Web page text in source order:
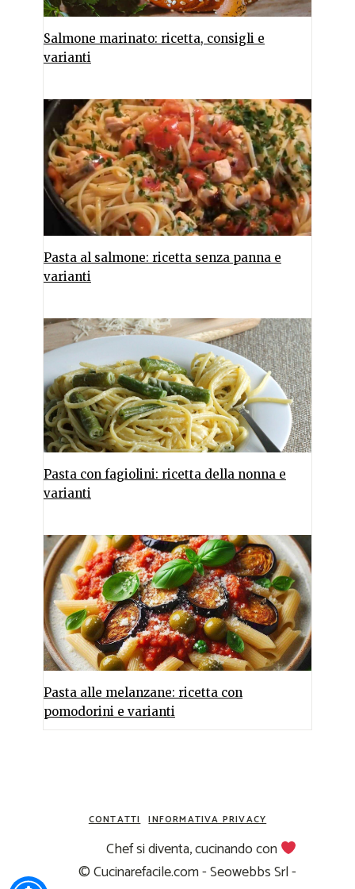
Salmone marinato: ricetta, consigli e
varianti
Pasta al salmone: ricetta senza panna e
varianti
Pasta con fagiolini: ricetta della nonna e
varianti
Pasta alle melanzane: ricetta con
pomodorini e varianti
CONTATTI INFORMATIVA PRIVACY
Chef si diventa, cucinando con
© Cucinarefacile.com - Seowebbs Srl -